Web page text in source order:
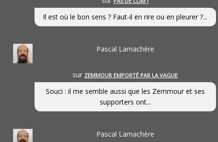
Il est où le bon sens ? Faut-il en rire ou en pleurer ?...
Pascal Lamachère
sur ZEMMOUR EMPORTÉ PAR LA VAGUE
Souci : il me semble aussi que les Zemmour et ses
supporters ont...
Pascal Lamachère